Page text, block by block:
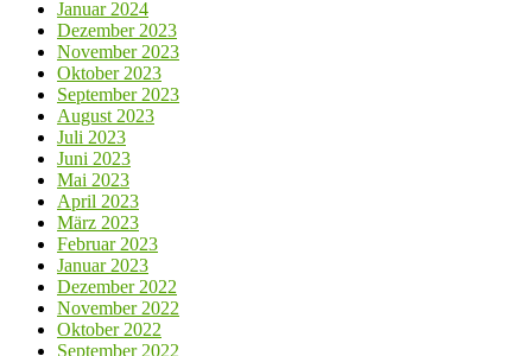
Januar 2024
Dezember 2023
November 2023
Oktober 2023
September 2023
August 2023
Juli 2023
Juni 2023
Mai 2023
April 2023
März 2023
Februar 2023
Januar 2023
Dezember 2022
November 2022
Oktober 2022
September 2022